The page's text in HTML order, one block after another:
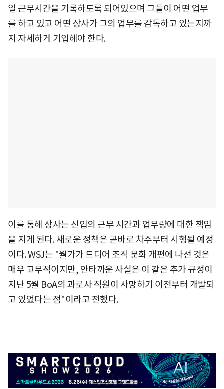
일 근무시간을 기록하도록 되어있으며 그들이 어떤 업무
를 하고 있고 어떤 상사가 그의 업무를 감독하고 있는지까
지 자세하게 기입해야 한다.
이를 통해 상사는 신입의 근무 시간과 업무량에 대한 책임
을 지게 된다. 새로운 정책은 곧바로 차주부터 시행될 예정
이다. WSJ는 "월가가 드디어 조직 문화 개편에 나선 것은
매우 고무적이지만, 안타까운 사실은 이 같은 추가 규정이
지난 5월 BoA의 과로사 직원이 사망하기 이전부터 개발되
고 있었다는 점"이라고 전했다.